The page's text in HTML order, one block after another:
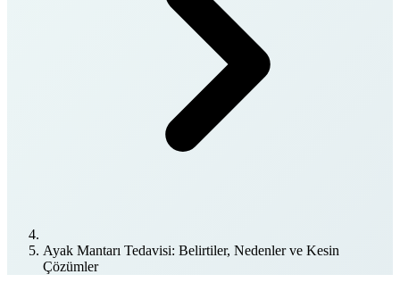
Ayak Mantarı Tedavisi: Belirtiler, Nedenler ve Kesin
Çözümler